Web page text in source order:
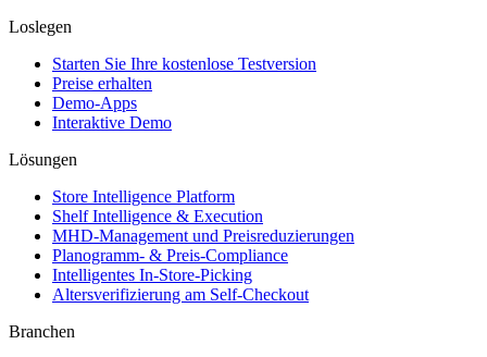
Loslegen
Starten Sie Ihre kostenlose Testversion
Preise erhalten
Demo-Apps
Interaktive Demo
Lösungen
Store Intelligence Platform
Shelf Intelligence & Execution
MHD-Management und Preisreduzierungen
Planogramm- & Preis-Compliance
Intelligentes In-Store-Picking
Altersverifizierung am Self-Checkout
Branchen